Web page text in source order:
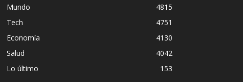
Mundo
4815
Tech
4751
Economía
4130
Salud
4042
Lo último
153